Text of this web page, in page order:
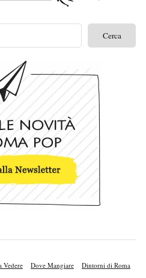
Vedere Dove Mangiare Dintorni di Roma